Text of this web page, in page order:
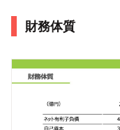
財務体質